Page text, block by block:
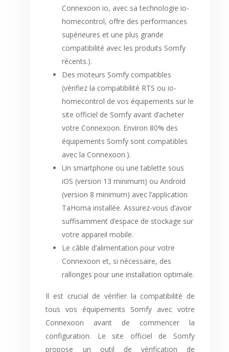
Connexoon io, avec sa technologie io-
homecontrol, offre des performances
supérieures et une plus grande
compatibilité avec les produits Somfy
récents.).
Des moteurs Somfy compatibles
(vérifiez la compatibilité RTS ou io-
homecontrol de vos équipements sur le
site officiel de Somfy avant d’acheter
votre Connexoon. Environ 80% des
équipements Somfy sont compatibles
avec la Connexoon.).
Un smartphone ou une tablette sous
iOS (version 13 minimum) ou Android
(version 8 minimum) avec l’application
TaHoma installée. Assurez-vous d’avoir
suffisamment d’espace de stockage sur
votre appareil mobile.
Le câble d’alimentation pour votre
Connexoon et, si nécessaire, des
rallonges pour une installation optimale.
Il est crucial de vérifier la compatibilité de
tous vos équipements Somfy avec votre
Connexoon avant de commencer la
configuration. Le site officiel de Somfy
propose un outil de vérification de